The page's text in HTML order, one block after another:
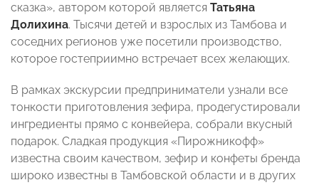
сказка», автором которой является Татьяна
Долихина. Тысячи детей и взрослых из Тамбова и
соседних регионов уже посетили производство,
которое гостеприимно встречает всех желающих.
В рамках экскурсии предприниматели узнали все
тонкости приготовления зефира, продегустировали
ингредиенты прямо с конвейера, собрали вкусный
подарок. Сладкая продукция «Пирожникофф»
известна своим качеством, зефир и конфеты бренда
широко известны в Тамбовской области и в других